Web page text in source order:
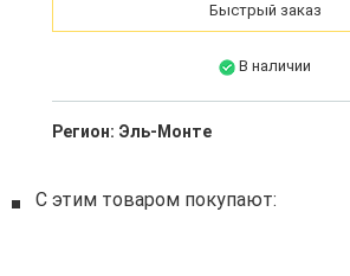
Быстрый заказ
В наличии
Регион: Эль-Монте
С этим товаром покупают: